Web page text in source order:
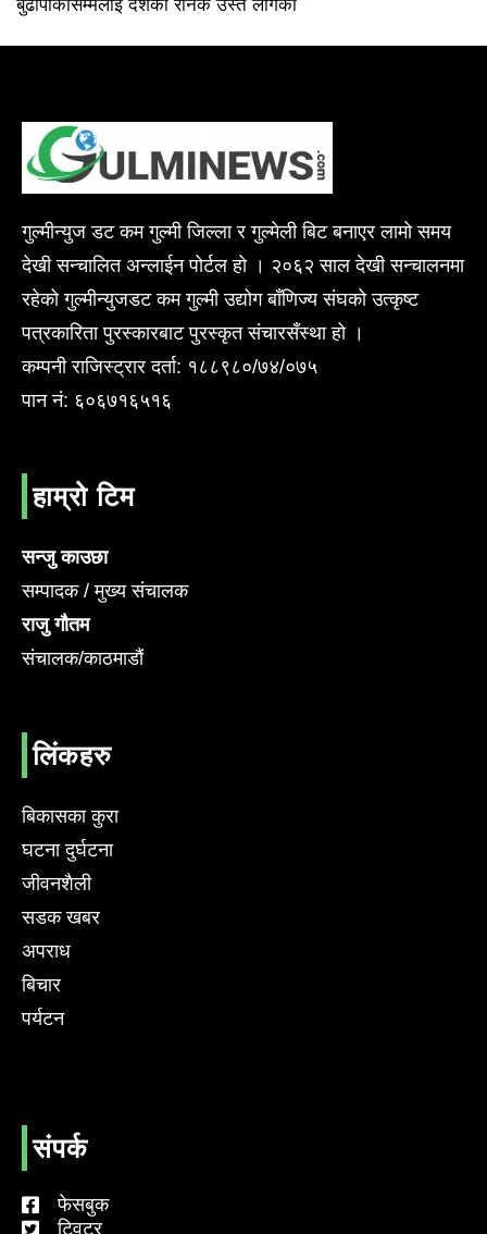
बुढापाकासम्मलाई दशैँको रौनक उस्तै लागेको
गुल्मीन्युज डट कम गुल्मी जिल्ला र गुल्मेली बिट बनाएर लामो समय
देखी सन्चालित अन्लाईन पोर्टल हो । २०६२ साल देखी सन्चालनमा
रहेको गुल्मीन्युजडट कम गुल्मी उद्योग बाँणिज्य संघको उत्कृष्ट
पत्रकारिता पुरस्कारबाट पुरस्कृत संचारसँस्था हो ।
कम्पनी राजिस्ट्रार दर्ता: १८८९८०/७४/०७५
पान नं: ६०६७१६५१६
हाम्रो टिम
सन्जु काउछा
सम्पादक / मुख्य संचालक
राजु गौतम
संचालक/काठमाडौं
लिंकहरु
बिकासका कुरा
घटना दुर्घटना
जीवनशैली
सडक खबर
अपराध
बिचार
पर्यटन
संपर्क
फेसबुक
ट्विटर